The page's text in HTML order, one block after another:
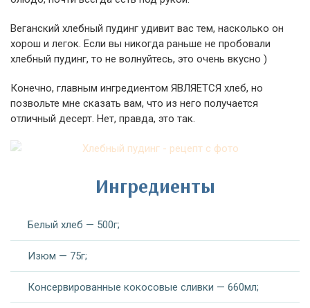
Веганский хлебный пудинг удивит вас тем, насколько он
хорош и легок. Если вы никогда раньше не пробовали
хлебный пудинг, то не волнуйтесь, это очень вкусно )
Конечно, главным ингредиентом ЯВЛЯЕТСЯ хлеб, но
позвольте мне сказать вам, что из него получается
отличный десерт. Нет, правда, это так.
Ингредиенты
Белый хлеб — 500г;
Изюм — 75г;
Консервированные кокосовые сливки — 660мл;